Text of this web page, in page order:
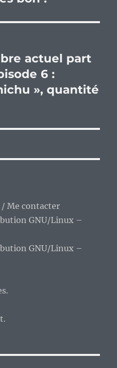
actuel part
6 :
», quantité
/ Me contacter
GNU/Linux –
GNU/Linux –